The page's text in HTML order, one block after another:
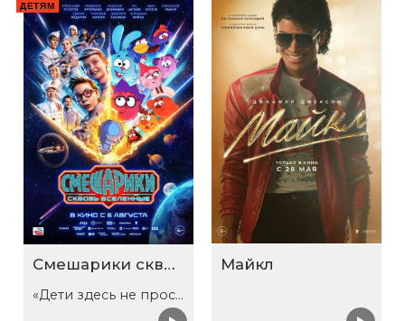
ДЕТЯМ
Смешарики сквозь вселенные
«Дети здесь не просто так»
Майкл